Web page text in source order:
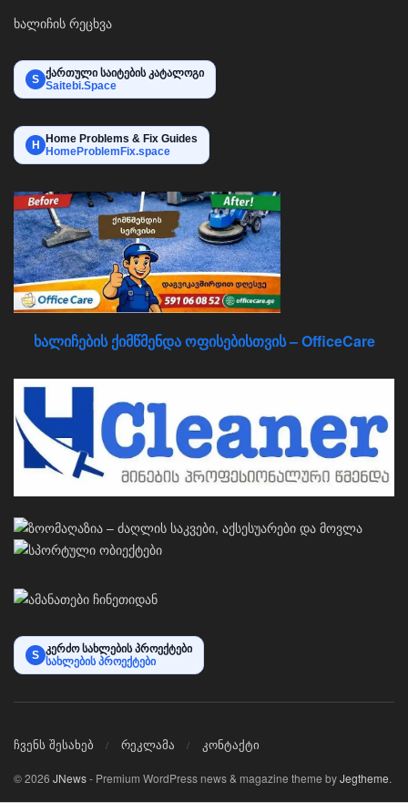
ხალიჩის რეცხვა
S ქართული საიტების კატალოგი
Saitebi.Space
H Home Problems & Fix Guides
HomeProblemFix.space
ხალიჩების ქიმწმენდა ოფისებისთვის – OfficeCare
S კერძო სახლების პროექტები
სახლების პროექტები
ჩვენს შესახებ რეკლამა კონტაქტი
© 2026 JNews- Premium WordPress news & magazine theme byJegtheme.